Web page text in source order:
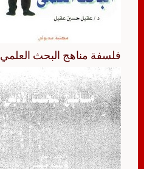
فلسفة مناهج البحث العلمي